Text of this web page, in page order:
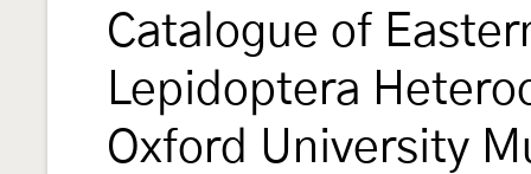
Catalogue of
Lepidoptera
Oxford University